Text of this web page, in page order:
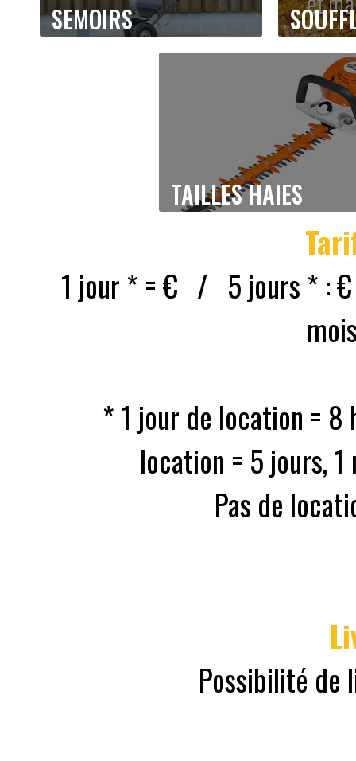
SEMOIRS
TAILLES HAIES
1 jour * = € / 5 jours *
* 1 jour de location = 8
location = 5 jours,
Pas de
Possibilité de